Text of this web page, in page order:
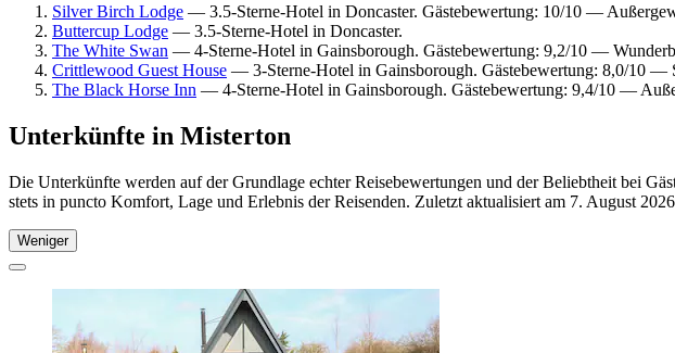
Silver Birch Lodge — 3.5-Sterne-Hotel in Doncaster. Gästebewertung: 10/10 —
Buttercup Lodge — 3.5-Sterne-Hotel in Doncaster.
The White Swan — 4-Sterne-Hotel in Gainsborough. Gästebewertung: 9,2/10 —
Crittlewood Guest House — 3-Sterne-Hotel in Gainsborough. Gästebewertung: 8,0/10 —
The Black Horse Inn — 4-Sterne-Hotel in Gainsborough. Gästebewertung: 9,4/10 —
Unterkünfte in Misterton
Die Unterkünfte werden auf der Grundlage echter Reisebewertungen und der Beliebtheit bei
stets in puncto Komfort, Lage und Erlebnis der Reisenden. Zuletzt aktualisiert am 7. August 2026
Weniger